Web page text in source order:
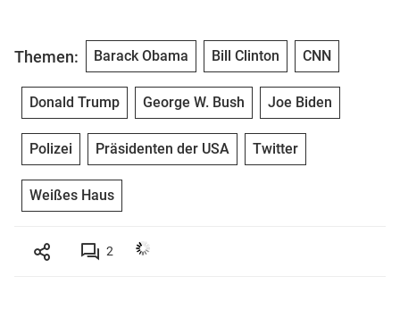
Themen: Barack Obama Bill Clinton CNN
Donald Trump George W. Bush Joe Biden
Polizei Präsidenten der USA Twitter
Weißes Haus
2